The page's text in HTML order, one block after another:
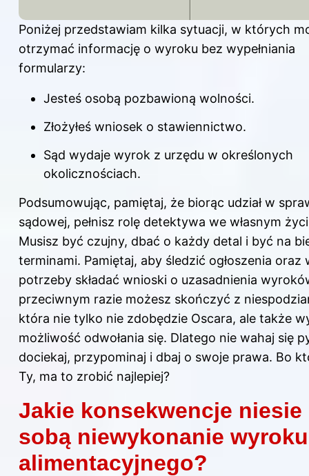
Poniżej przedstawiam kilka sytuacji, w których
otrzymać informację o wyroku bez wypełniania
formularzy:
Jesteś osobą pozbawioną wolności.
Złożyłeś wniosek o stawiennictwo.
Sąd wydaje wyrok z urzędu w określonych
okolicznościach.
Podsumowując, pamiętaj, że biorąc udział w
sądowej, pełnisz rolę detektywa we własnym
Musisz być czujny, dbać o każdy detal i być na
terminami. Pamiętaj, aby śledzić ogłoszenia oraz
potrzeby składać wnioski o uzasadnienia
przeciwnym razie możesz skończyć z
która nie tylko nie zdobędzie Oscara, ale także
możliwość odwołania się. Dlatego nie wahaj się
dociekaj, przypominaj i dbaj o swoje prawa. Bo
Ty, ma to zrobić najlepiej?
Jakie konsekwencje niesie
sobą niewykonanie wyroku
alimentacyjnego?